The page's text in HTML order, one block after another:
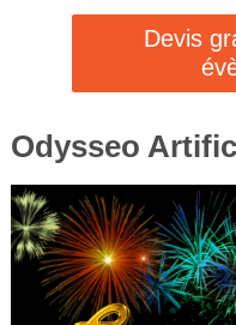
Devis
Odysseo